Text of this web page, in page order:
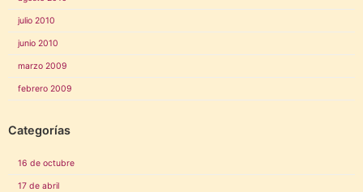
julio 2010
junio 2010
marzo 2009
febrero 2009
Categorías
16 de octubre
17 de abril